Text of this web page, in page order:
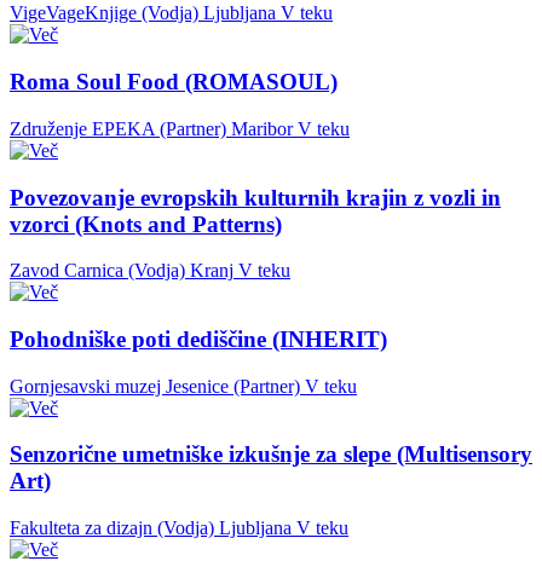
VigeVageKnjige (Vodja) Ljubljana V teku
Roma Soul Food (ROMASOUL)
Združenje EPEKA (Partner) Maribor V teku
Povezovanje evropskih kulturnih krajin z vozli in
vzorci (Knots and Patterns)
Zavod Carnica (Vodja) Kranj V teku
Pohodniške poti dediščine (INHERIT)
Gornjesavski muzej Jesenice (Partner) V teku
Senzorične umetniške izkušnje za slepe (Multisensory
Art)
Fakulteta za dizajn (Vodja) Ljubljana V teku